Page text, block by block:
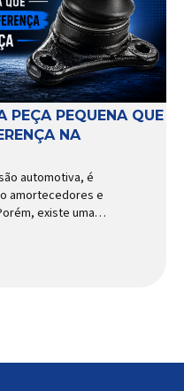
PEÇA PEQUENA QUE
NA
automotiva, é
amortecedores e
existe uma